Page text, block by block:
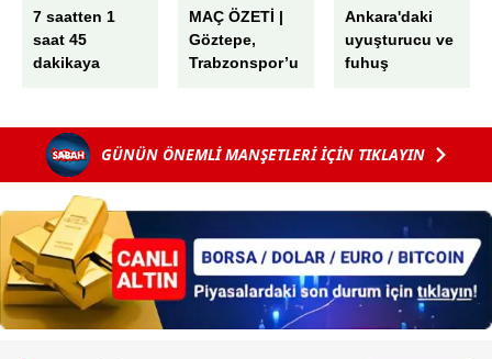
7 saatten 1
saat 45
dakikaya
Ankara'ya
ulaşacak YHT
için tarih
verildi
MAÇ ÖZETİ |
Göztepe,
Trabzonspor’u
Köybaşı jübile
yaptı
Ankara'daki
uyuşturucu ve
fuhuş
Bunca kokaine
uyumam...
GÜNÜN ÖNEMLİ MANŞETLERİ İÇİN TIKLAYIN